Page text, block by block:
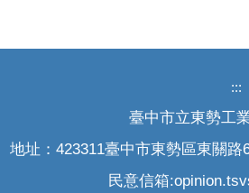
:::
臺中市立東勢工
地址：423311臺中市東勢區東關
民意信箱